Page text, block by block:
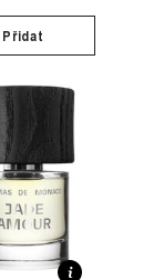
Přidat